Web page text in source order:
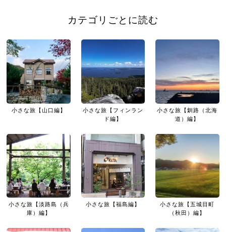
カテゴリごとに読む
小さな旅【山口編】
小さな旅【フィンラン
ド編】
小さな旅【釧路（北海
道）編】
小さな旅【淡路島（兵
庫）編】
小さな旅【福島編】
小さな旅【五城目町
（秋田）編】